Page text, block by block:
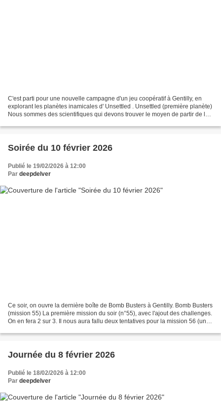
C'est parti pour une nouvelle campagne d'un jeu coopératif à Gentilly, en
explorant les planètes inamicales d' Unsettled . Unsettled (première planète)
Nous sommes des scientifiques qui devons trouver le moyen de partir de la
Soirée du 10 février 2026
Publié le 19/02/2026 à 12:00
Par deepdelver
Ce soir, on ouvre la dernière boîte de Bomb Busters à Gentilly. Bomb Busters
(mission 55) La première mission du soir (n°55), avec l'ajout des challenges.
On en fera 2 sur 3. Il nous aura fallu deux tentatives pour la mission 56 (un fil
Journée du 8 février 2026
Publié le 18/02/2026 à 12:00
Par deepdelver